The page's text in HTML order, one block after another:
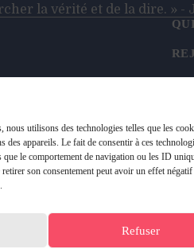
nous utilisons des technologies telles que les
des appareils. Le fait de consentir à ces
que le comportement de navigation ou les ID
son consentement peut avoir un effet
Refuser
la vérité et de la dire. » -